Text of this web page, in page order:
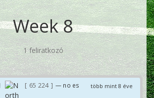
Week 8
1 feliratkozó
több mint 8 éve
65 224
— no es